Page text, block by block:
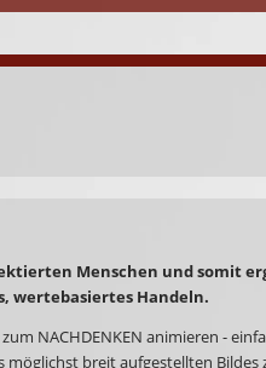
Menschen und somit
wertebasiertes Handeln.
NACHDENKEN animieren -
möglichst breit aufgestellten Bildes